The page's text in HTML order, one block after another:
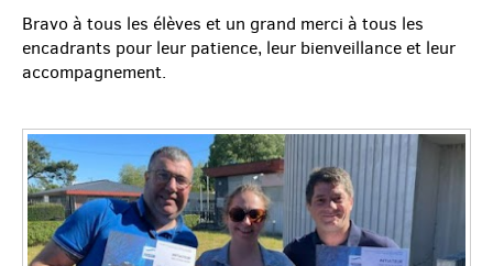
Bravo à tous les élèves et un grand merci à tous les
encadrants pour leur patience, leur bienveillance et leur
accompagnement.